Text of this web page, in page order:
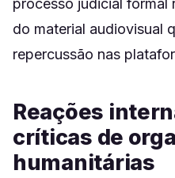
processo judicial formal
do material audiovisual
repercussão nas
Reações
críticas de
humanitárias